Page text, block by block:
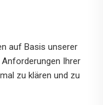
auf Basis unserer
Ihrer
zu klären und zu